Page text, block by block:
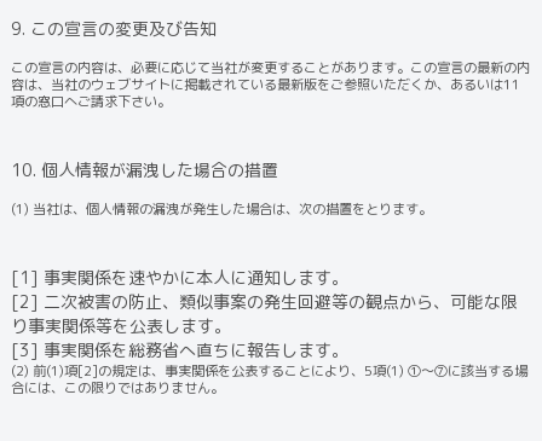
9. この宣言の変更及び告知
この宣言の内容は、必要に応じて当社が変更することがあります。この宣言の最新の内
容は、当社のウェブサイトに掲載されている最新版をご参照いただくか、あるいは11
項の窓口へご請求下さい。
10. 個人情報が漏洩した場合の措置
(1) 当社は、個人情報の漏洩が発生した場合は、次の措置をとります。
[1] 事実関係を速やかに本人に通知します。
[2] 二次被害の防止、類似事案の発生回避等の観点から、可能な限
り事実関係等を公表します。
[3] 事実関係を総務省へ直ちに報告します。
(2) 前(1)項[2]の規定は、事実関係を公表することにより、5項(1) ①～⑦に該当する場
合には、この限りではありません。